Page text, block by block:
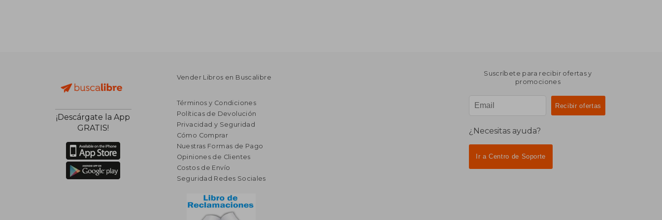
¡Descárgate la App
GRATIS!
Vender Libros en Buscalibre
Términos y Condiciones
Políticas de Devolución
Privacidad y Seguridad
Cómo Comprar
Nuestras Formas de Pago
Opiniones de Clientes
Costos de Envío
Seguridad Redes Sociales
Suscríbete para recibir ofertas y
promociones
¿Necesitas ayuda?
Ir a Centro de Soporte